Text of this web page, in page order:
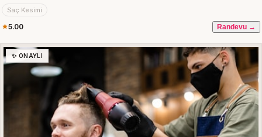
Saç Kesimi
5.00 Randevu →
✨ ONAYLI